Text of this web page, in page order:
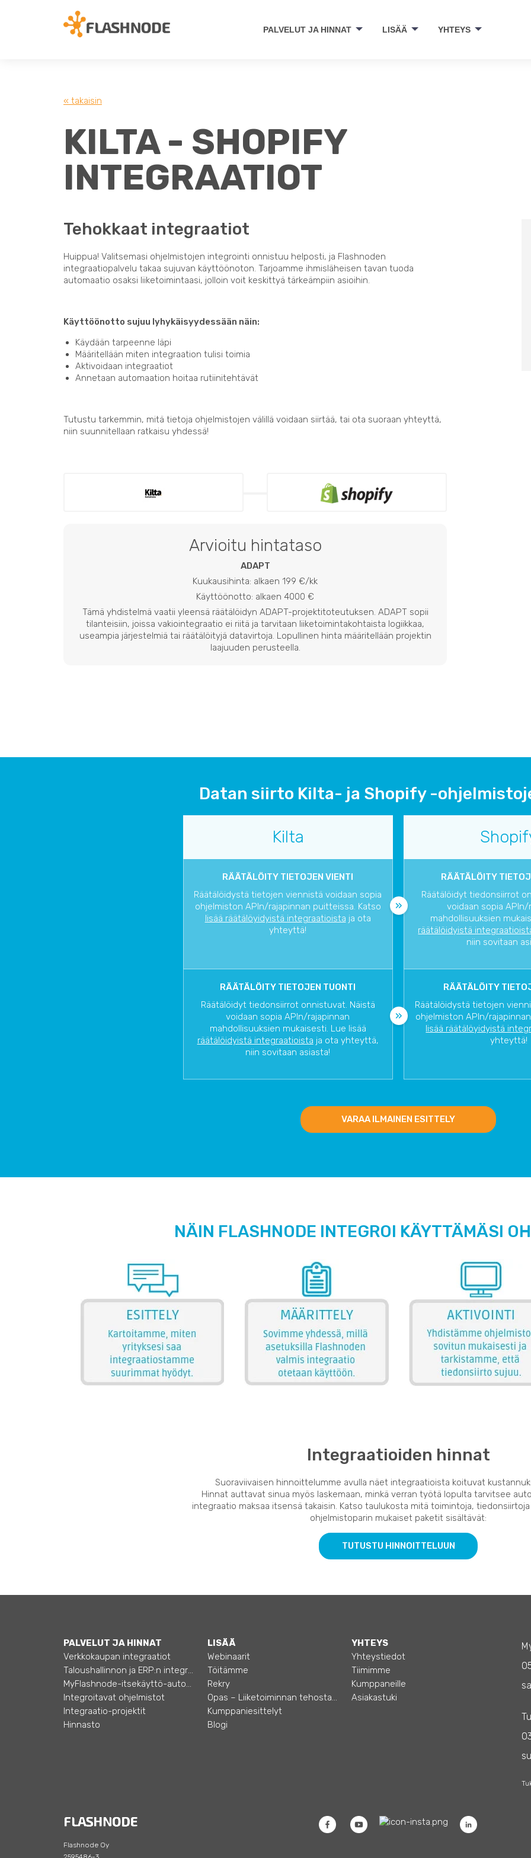
PALVELUT JA HINNAT LISÄÄ YHTEYS
« takaisin
KILTA - SHOPIFY
INTEGRAATIOT
Tehokkaat integraatiot
Huippua! Valitsemasi ohjelmistojen integrointi onnistuu helposti, ja Flashnoden
integraatiopalvelu takaa sujuvan käyttöönoton. Tarjoamme ihmisläheisen tavan tuoda
automaatio osaksi liiketoimintaasi, jolloin voit keskittyä tärkeämpiin asioihin.
Käyttöönotto sujuu lyhykäisyydessään näin:
Käydään tarpeenne läpi
Määritellään miten integraation tulisi toimia
Aktivoidaan integraatiot
Annetaan automaation hoitaa rutiinitehtävät
Tutustu tarkemmin, mitä tietoja ohjelmistojen välillä voidaan siirtää, tai ota suoraan yhteyttä,
niin suunnitellaan ratkaisu yhdessä!
Arvioitu hintataso
ADAPT
Kuukausihinta: alkaen 199 €/kk
Käyttöönotto: alkaen 4000 €
Tämä yhdistelmä vaatii yleensä räätälöidyn ADAPT-projektitoteutuksen. ADAPT sopii
tilanteisiin, joissa vakiointegraatio ei riitä ja tarvitaan liiketoimintakohtaista logiikkaa,
useampia järjestelmiä tai räätälöityjä datavirtoja. Lopullinen hinta määritellään projektin
laajuuden perusteella.
Datan siirto Kilta- ja Shopify -
Kilta
RÄÄTÄLÖITY TIETOJEN VIENTI
Räätälöidystä tietojen viennistä voidaan sopia
ohjelmiston APIn/rajapinnan puitteissa. Katso
lisää räätälöyidyistä integraatioista ja ota
yhteyttä!
RÄÄTÄLÖITY
Räätälöidyt tiedonsiirrot
voidaan sopia APIn/
mahdollisuuksien
räätälöidyistä
niin sovitaan
RÄÄTÄLÖITY TIETOJEN TUONTI
Räätälöidyt tiedonsiirrot onnistuvat. Näistä
voidaan sopia APIn/rajapinnan
mahdollisuuksien mukaisesti. Lue lisää
räätälöidyistä integraatioista ja ota yhteyttä,
niin sovitaan asiasta!
RÄÄTÄLÖITY
Räätälöidystä tietojen
ohjelmiston APIn/
lisää räätälöyidyistä
yhteyttä!
VARAA ILMAINEN ESITTELY
NÄIN FLASHNODE INTEGROI KÄYTTÄMÄSI
Integraatioiden hinnat
Suoraviivaisen hinnoittelumme avulla näet integraatioista koituvat
Hinnat auttavat sinua myös laskemaan, minkä verran työtä lopulta tarvitsee
integraatio maksaa itsensä takaisin. Katso taulukosta mitä toimintoja,
ohjelmistoparin mukaiset paketit sisältävät:
TUTUSTU HINNOITTELUUN
PALVELUT JA HINNAT
Verkkokaupan integraatiot
Taloushallinnon ja ERP:n integraatiot
MyFlashnode-itsekäyttö-automaatio
Integroitavat ohjelmistot
Integraatio-projektit
Hinnasto
LISÄÄ
Webinaarit
Töitämme
Rekry
Opas – Liiketoiminnan tehostamiseen
Kumppaniesittelyt
Blogi
YHTEYS
Yhteystiedot
Tiimimme
Kumppaneille
Asiakastuki
Flashnode Oy